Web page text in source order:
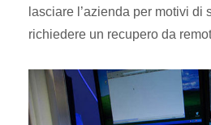
lasciare l’azienda per motivi di
richiedere un recupero da